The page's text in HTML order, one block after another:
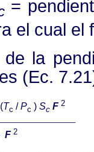
=
el cual el
de la
(Ec.
Tc /Pc ) Sc F 2
F 2